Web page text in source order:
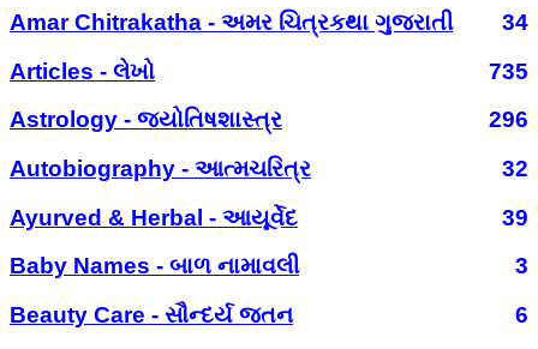
Amar Chitrakatha - અમર ચિત્રકથા ગુજરાતી
34
Articles - લેખો
735
Astrology - જ્યોતિષશાસ્ત્ર
296
Autobiography - આત્મચરિત્ર
32
Ayurved & Herbal - આયૂર્વેદ
39
Baby Names - બાળ નામાવલી
3
Beauty Care - સૌન્દર્ય જતન
6